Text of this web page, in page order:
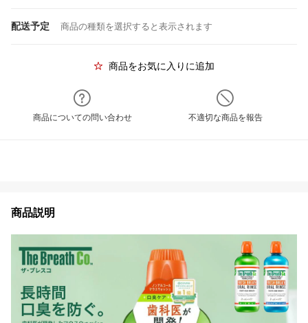
配送予定 商品の種類を選択すると表示されます
商品をお気に入りに追加
商品についての問い合わせ 不適切な商品を報告
商品説明